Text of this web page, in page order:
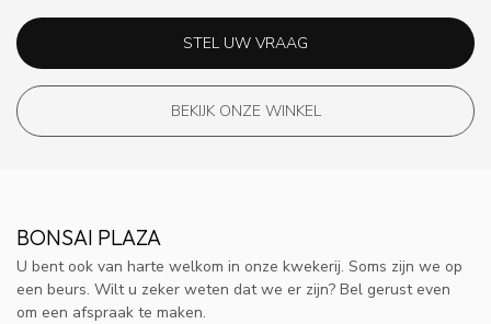
STEL UW VRAAG
BEKIJK ONZE WINKEL
BONSAI PLAZA
U bent ook van harte welkom in onze kwekerij. Soms zijn we op
een beurs. Wilt u zeker weten dat we er zijn? Bel gerust even
om een afspraak te maken.